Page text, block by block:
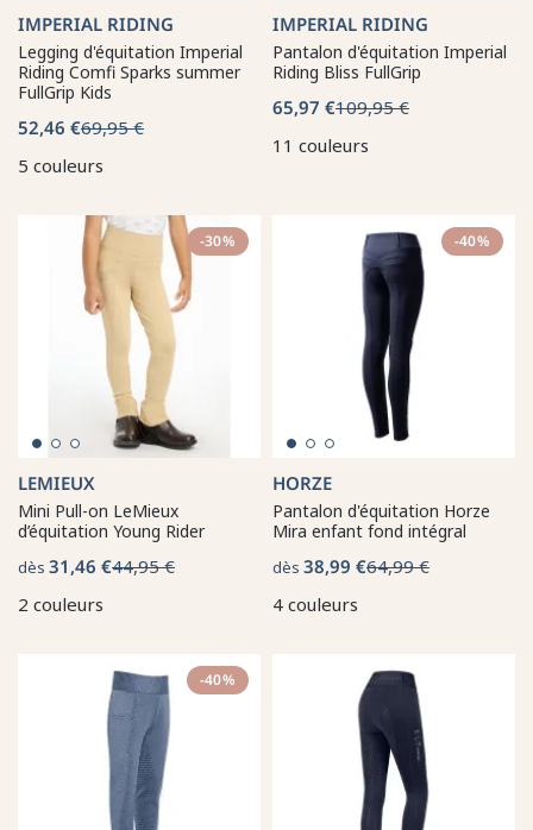
IMPERIAL RIDING
Legging d'équitation Imperial
Riding Comfi Sparks summer
FullGrip Kids
52,46 €69,95 €
5 couleurs
IMPERIAL RIDING
Pantalon d'équitation Imperial
Riding Bliss FullGrip
65,97 €109,95 €
11 couleurs
-30%
LEMIEUX
Mini Pull-on LeMieux
d’équitation Young Rider
dès 31,46 €44,95 €
2 couleurs
-40%
HORZE
Pantalon d'équitation Horze
Mira enfant fond intégral
dès 38,99 €64,99 €
4 couleurs
-40%